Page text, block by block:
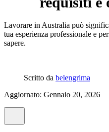
Lavorare in Australia può
tua esperienza professionale e
sapere.
Scritto da belengrima
Aggiornato: Gennaio 20, 2026